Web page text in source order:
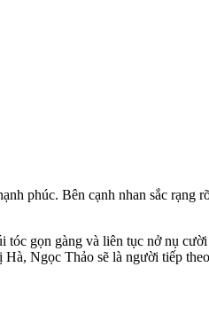
phúc. Bên cạnh nhan sắc rạng
gọn gàng và liên tục nở nụ
Ngọc Thảo sẽ là người tiếp